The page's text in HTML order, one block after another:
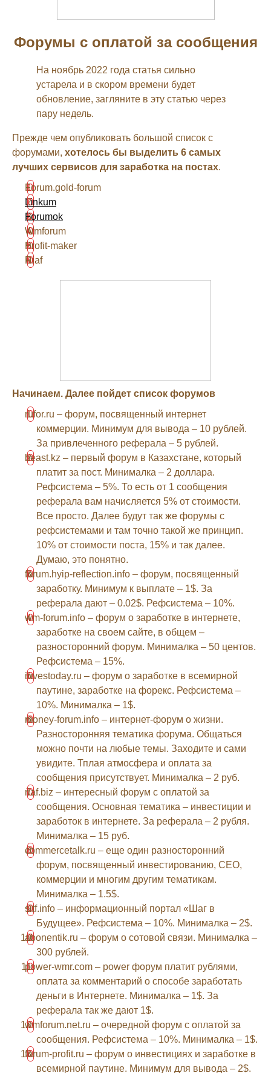
Форумы с оплатой за сообщения
На ноябрь 2022 года статья сильно
устарела и в скором времени будет
обновление, загляните в эту статью через
пару недель.
Прежде чем опубликовать большой список с
форумами, хотелось бы выделить 6 самых
лучших сервисов для заработка на постах.
Forum.gold-forum
Linkum
Forumok
Wmforum
Profit-maker
Riaf
Начинаем. Далее пойдет список форумов
rufor.ru – форум, посвященный интернет
коммерции. Минимум для вывода – 10 рублей.
За привлеченного реферала – 5 рублей.
beast.kz – первый форум в Казахстане, который
платит за пост. Минималка – 2 доллара.
Рефсистема – 5%. То есть от 1 сообщения
реферала вам начисляется 5% от стоимости.
Все просто. Далее будут так же форумы с
рефсистемами и там точно такой же принцип.
10% от стоимости поста, 15% и так далее.
Думаю, это понятно.
forum.hyip-reflection.info – форум, посвященный
заработку. Минимум к выплате – 1$. За
реферала дают – 0.02$. Рефсистема – 10%.
wm-forum.info – форум о заработке в интернете,
заработке на своем сайте, в общем –
разносторонний форум. Минималка – 50 центов.
Рефсистема – 15%.
investoday.ru – форум о заработке в всемирной
паутине, заработке на форекс. Рефсистема –
10%. Минималка – 1$.
money-forum.info – интернет-форум о жизни.
Разносторонняя тематика форума. Общаться
можно почти на любые темы. Заходите и сами
увидите. Тплая атмосфера и оплата за
сообщения присутствует. Минималка – 2 руб.
riaf.biz – интересный форум с оплатой за
сообщения. Основная тематика – инвестиции и
заработок в интернете. За реферала – 2 рубля.
Минималка – 15 руб.
commercetalk.ru – еще один разносторонний
форум, посвященный инвестированию, СЕО,
коммерции и многим другим тематикам.
Минималка – 1.5$.
sitf.info – информационный портал «Шаг в
Будущее». Рефсистема – 10%. Минималка – 2$.
abonentik.ru – форум о сотовой связи. Минималка –
300 рублей.
power-wmr.com – power форум платит рублями,
оплата за комментарий о способе заработать
деньги в Интернете. Минималка – 1$. За
реферала так же дают 1$.
wmforum.net.ru – очередной форум с оплатой за
сообщения. Рефсистема – 10%. Минималка – 1$.
forum-profit.ru – форум о инвестициях и заработке в
всемирной паутине. Минимум для вывода – 2$.